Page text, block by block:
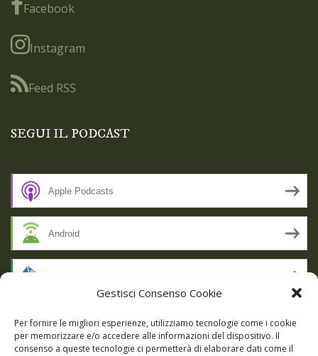
Gestisci Consenso Cookie
Per fornire le migliori esperienze, utilizziamo tecnologie come i cookie
per memorizzare e/o accedere alle informazioni del dispositivo. Il
consenso a queste tecnologie ci permetterà di elaborare dati come il
Facebook
Instagram
Feed RSS
SEGUI IL PODCAST
Apple Podcasts
Android
RSS